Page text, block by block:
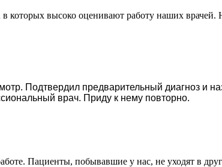
которых высоко оценивают работу наших врачей.
Подтвердил предварительный диагноз и
врач. Приду к нему повторно.
Пациенты, побывавшие у нас, не уходят в